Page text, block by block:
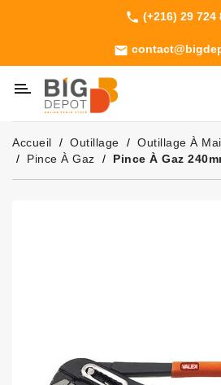
phone (+216) 29 724
email
Machines
Outillage
Jardinage
Consommables
Accueil Outillage Outillage À
Pince À Gaz
Pince À Gaz